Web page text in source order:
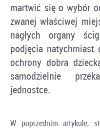
martwić się o wybór
zwanej właściwej
nagłych organy
podjęcia natychmiast
ochrony dobra
samodzielnie
jednostce.
W poprzednim artykule,